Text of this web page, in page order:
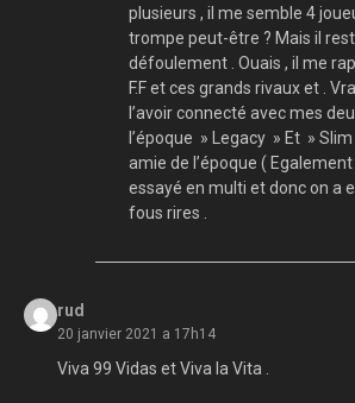
plusieurs , il me semble 4
trompe peut-être ? Mais il
défoulement . Ouais , il me
F.F et ces grands rivaux et .
l’avoir connecté avec mes
l’époque » Legacy » Et »
amie de l’époque ( Egalement
essayé en multi et donc on a
fous rires .
rud
20 janvier 2021 a 17h14
Viva 99 Vidas et Viva la Vita .